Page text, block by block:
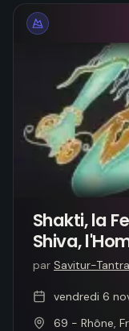
Shakti, la
Shiva,
par Savitur-
vendredi 6
69 - Rhône,